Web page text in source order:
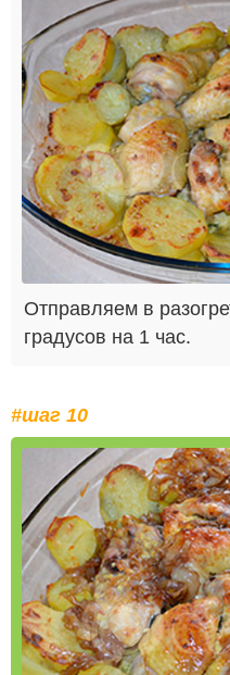
Отправляем в
градусов на 1 час.
#шаг 10